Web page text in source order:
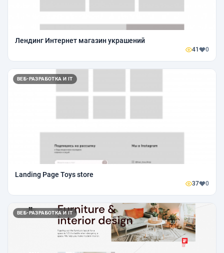
Лендинг Интернет магазин украшений
41 0
ВЕБ-РАЗРАБОТКА И IT
Landing Page Toys store
37 0
ВЕБ-РАЗРАБОТКА И IT